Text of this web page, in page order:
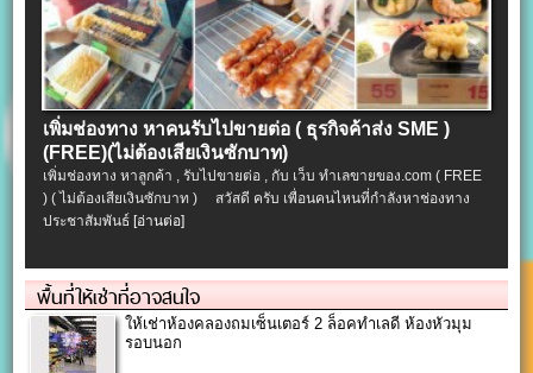
เพิ่มช่องทาง หาคนรับไปขายต่อ ( ธุรกิจค้าส่ง SME )
(FREE)(ไม่ต้องเสียเงินซักบาท)
เพิ่มช่องทาง หาลูกค้า , รับไปขายต่อ , กับ เว็บ ทำเลขายของ.com ( FREE
) ( ไม่ต้องเสียเงินซักบาท ) สวัสดี ครับ เพื่อนคนไหนที่กำลังหาช่องทาง
ประชาสัมพันธ์ [อ่านต่อ]
พื้นที่ให้เช่าที่อาจสนใจ
ให้เช่าห้องคลองถมเซ็นเตอร์ 2 ล็อคทำเลดี ห้องหัวมุม
รอบนอก